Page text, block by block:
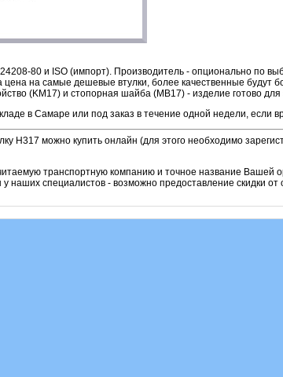
80 и ISO (импорт). Производитель - опционально по
на самые дешевые втулки, более качественные будут
(KM17) и стопорная шайба (MB17) - изделие готово для
в Самаре или под заказ в течение одной недели, если
H317 можно купить онлайн (для этого необходимо
транспортную компанию и точное название
наших специалистов - возможно предоставление скидки от